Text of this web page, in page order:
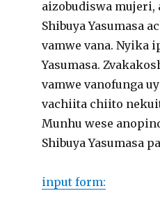
aizobudiswa mujeri,
Shibuya Yasumasa
vamwe vana. Nyika
Yasumasa.
vamwe vanofunga
vachiita chiito
Munhu wese
Shibuya Yasumasa
input form: